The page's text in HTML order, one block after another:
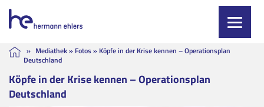
Skip
content
» Mediathek» Fotos » Köpfe in der Krise kennen – Operationsplan
Deutschland
Köpfe in der Krise kennen – Operationsplan
Deutschland